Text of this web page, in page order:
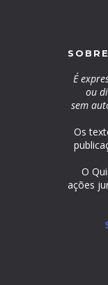
É
ou
sem
Os
O
ações